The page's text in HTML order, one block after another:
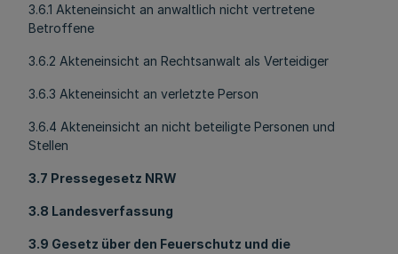
3.6.1 Akteneinsicht an anwaltlich nicht vertretene
Betroffene
3.6.2 Akteneinsicht an Rechtsanwalt als Verteidiger
3.6.3 Akteneinsicht an verletzte Person
3.6.4 Akteneinsicht an nicht beteiligte Personen und
Stellen
3.7 Pressegesetz NRW
3.8 Landesverfassung
3.9 Gesetz über den Feuerschutz und die